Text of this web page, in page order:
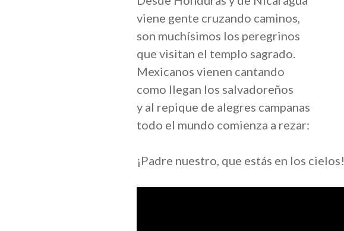
viene gente cruzando caminos,
son muchísimos los peregrinos
que visitan el templo sagrado.
Mexicanos vienen cantando
como llegan los salvadoreños
y al repique de alegres campanas
todo el mundo comienza a rezar:
¡Padre nuestro, que estás en los cielos!.